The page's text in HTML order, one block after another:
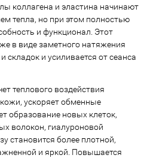
коллагена и эластина начинают
тепла, но при этом полностью
и функционал. Этот
в виде заметного натяжения
и усиливается от сеанса
теплового воздействия
ускоряет обменные
образование новых клеток,
волокон, гиалуроновой
становится более плотной,
и яркой. Повышается